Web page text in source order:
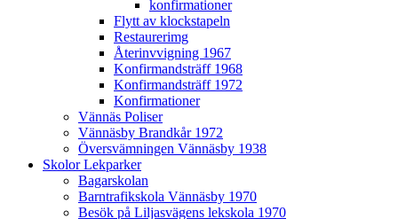
konfirmationer
Flytt av klockstapeln
Restaurerimg
Återinvvigning 1967
Konfirmandsträff 1968
Konfirmandsträff 1972
Konfirmationer
Vännäs Poliser
Vännäsby Brandkår 1972
Översvämningen Vännäsby 1938
Skolor Lekparker
Bagarskolan
Barntrafikskola Vännäsby 1970
Besök på Liljasvägens lekskola 1970